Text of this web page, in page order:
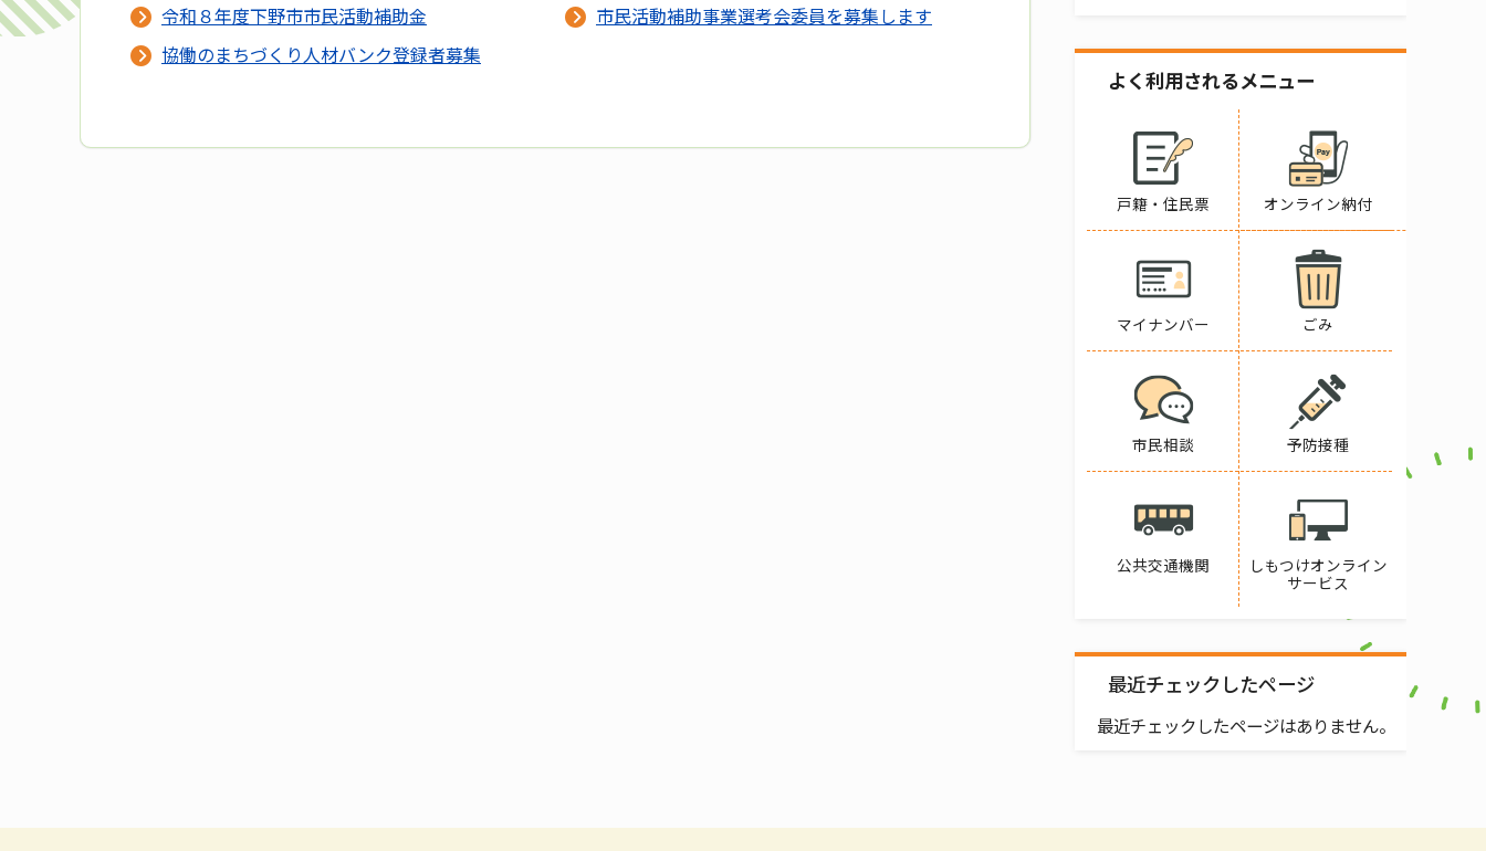
令和８年度下野市市民活動補助金
市民活動補助事業選考会委員を募集します
協働のまちづくり人材バンク登録者募集
よく利用されるメニュー
戸籍・住民票 オンライン納付
マイナンバー ごみ
市民相談 予防接種
公共交通機関
しもつけオンライン
サービス
最近チェックしたページ
最近チェックしたページはありません。